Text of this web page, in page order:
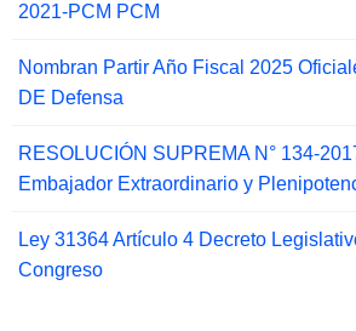
2021-PCM PCM
Nombran Partir Año Fiscal 2025
DE Defensa
RESOLUCIÓN SUPREMA N° 134-
Embajador Extraordinario y
Ley 31364 Artículo 4 Decreto
Congreso